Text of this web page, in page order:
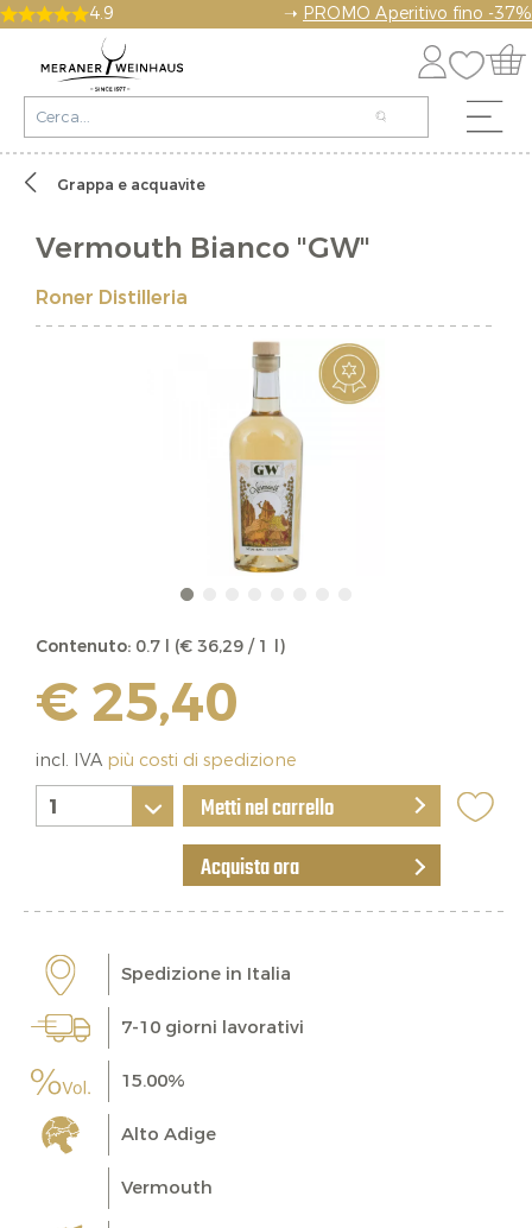
4.9 ➝ PROMO Aperitivo fino -37%
Grappa e acquavite
Vermouth Bianco "GW"
Roner Distilleria
Contenuto: 0.7 l (€ 36,29 / 1 l)
€ 25,40
incl. IVA più costi di spedizione
Metti nel carrello
Acquista ora
Spedizione in Italia
7-10 giorni lavorativi
15.00%
Alto Adige
Vermouth